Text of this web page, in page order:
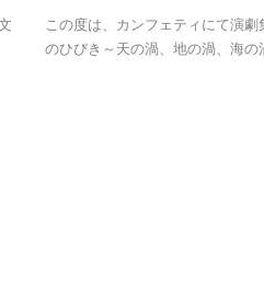
この度は、カンフェティにて演
のひびき～天の渦、地の渦、海